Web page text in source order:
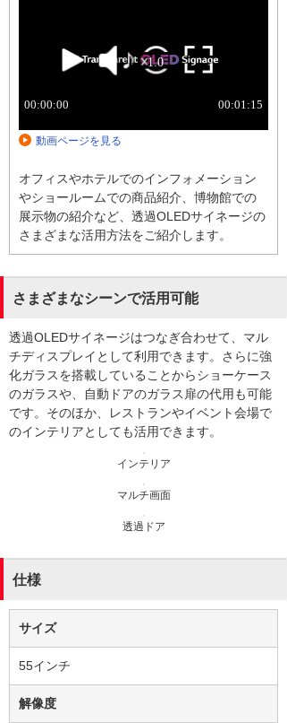
動画ページを見る
オフィスやホテルでのインフォメーション
やショールームでの商品紹介、博物館での
展示物の紹介など、透過OLEDサイネージの
さまざまな活用方法をご紹介します。
さまざまなシーンで活用可能
透過OLEDサイネージはつなぎ合わせて、マル
チディスプレイとして利用できます。さらに強
化ガラスを搭載していることからショーケース
のガラスや、自動ドアのガラス扉の代用も可能
です。そのほか、レストランやイベント会場で
のインテリアとしても活用できます。
インテリア
マルチ画面
透過ドア
仕様
サイズ
55インチ
解像度